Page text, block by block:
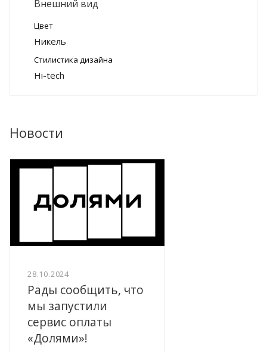
Внешний вид
Цвет
Никель
Стилистика дизайна
Hi-tech
Новости
28.10.2024
Рады сообщить, что
мы запустили
сервис оплаты
«Долями»!